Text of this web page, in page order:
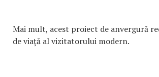
Mai mult, acest proiect de anvergură
de viață al vizitatorului modern.